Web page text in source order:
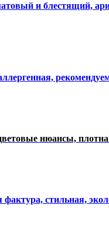
и блестящий,
нюансы,
стильная,